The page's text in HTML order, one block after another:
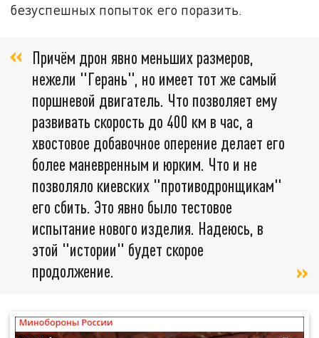
безуспешных попыток его поразить.
Причём дрон явно меньших размеров,
нежели "Герань", но имеет тот же самый
поршневой двигатель. Что позволяет ему
развивать скорость до 400 км в час, а
хвостовое добавочное оперение делает его
более маневренным и юрким. Что и не
позволяло киевских "противодронщикам"
его сбить. Это явно было тестовое
испытание нового изделия. Надеюсь, в
этой "истории" будет скорое
продолжение.